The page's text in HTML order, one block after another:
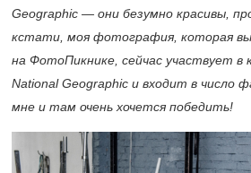
Geographic — они безумно красивы,
кстати, моя фотография, которая
на ФотоПикнике, сейчас участвует в
NationalGeographic и входит в число
мне и там очень хочется победить!